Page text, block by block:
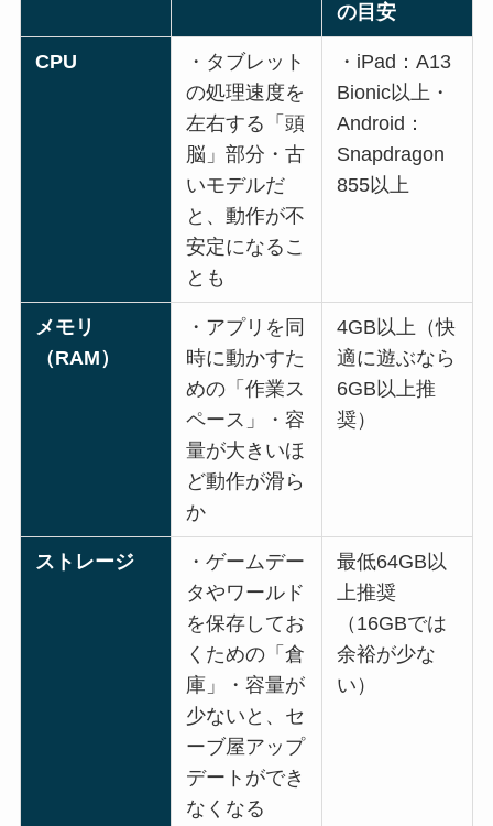
の目安
CPU
・タブレット
の処理速度を
左右する「頭
脳」部分・古
いモデルだ
と、動作が不
安定になるこ
とも
・iPad：A13
Bionic以上・
Android：
Snapdragon
855以上
メモリ
（RAM）
・アプリを同
時に動かすた
めの「作業ス
ペース」・容
量が大きいほ
ど動作が滑ら
か
4GB以上（快
適に遊ぶなら
6GB以上推
奨）
ストレージ
・ゲームデー
タやワールド
を保存してお
くための「倉
庫」・容量が
少ないと、セ
ーブ屋アップ
デートができ
なくなる
最低64GB以
上推奨
（16GBでは
余裕が少な
い）